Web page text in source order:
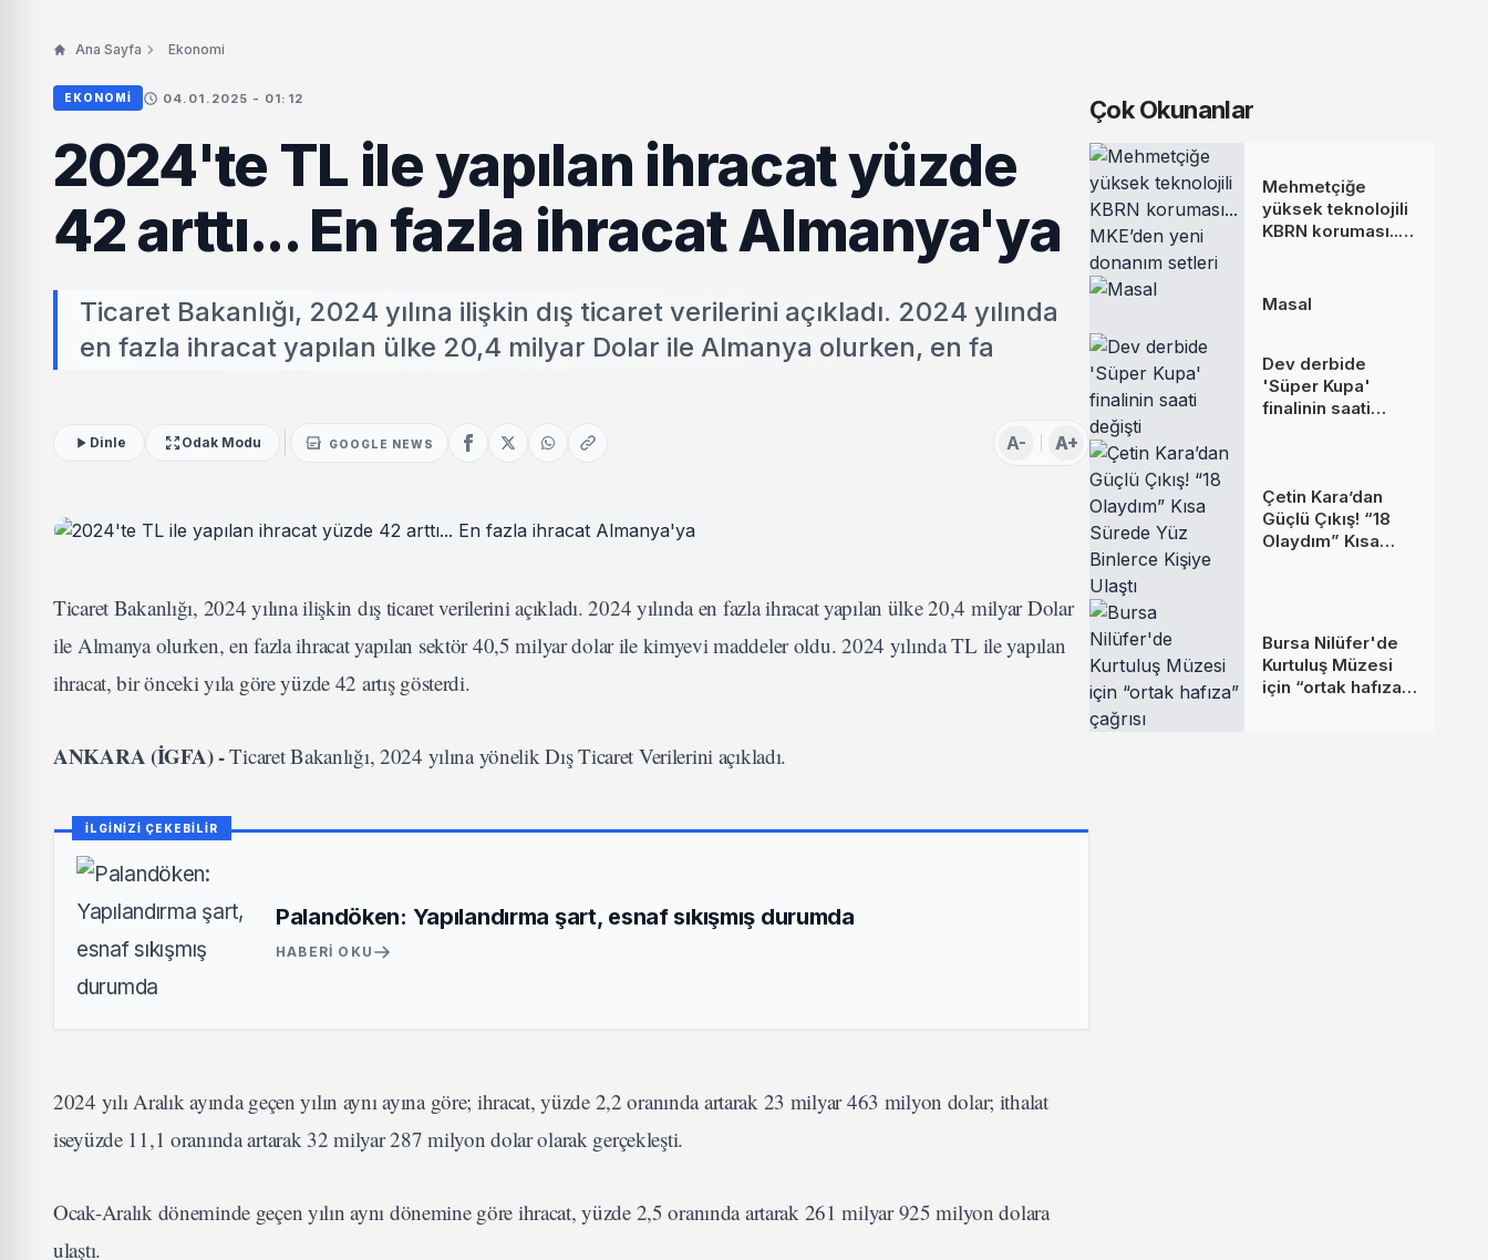
Ana Sayfa Ekonomi
EKONOMI 04.01.2025 - 01:12
2024'te TL ile yapılan ihracat yüzde
42 arttı... En fazla ihracat Almanya'ya
Ticaret Bakanlığı, 2024 yılına ilişkin dış ticaret verilerini açıkladı. 2024 yılında
en fazla ihracat yapılan ülke 20,4 milyar Dolar ile Almanya olurken, en fa
Dinle Odak Modu GOOGLE NEWS A- A+
Ticaret Bakanlığı, 2024 yılına ilişkin dış ticaret verilerini açıkladı. 2024 yılında en fazla ihracat yapılan ülke 20,4 milyar Dolar
ile Almanya olurken, en fazla ihracat yapılan sektör 40,5 milyar dolar ile kimyevi maddeler oldu. 2024 yılında TL ile yapılan
ihracat, bir önceki yıla göre yüzde 42 artış gösterdi.
ANKARA (İGFA) -Ticaret Bakanlığı, 2024 yılına yönelik Dış Ticaret Verilerini açıkladı.
İLGİNİZİ ÇEKEBİLİR
Palandöken: Yapılandırma şart, esnaf sıkışmış durumda
HABERI OKU
2024 yılı Aralık ayında geçen yılın aynı ayına göre; ihracat, yüzde 2,2 oranında artarak 23 milyar 463 milyon dolar; ithalat
iseyüzde 11,1 oranında artarak 32 milyar 287 milyon dolar olarak gerçekleşti.
Ocak-Aralık döneminde geçen yılın aynı dönemine göre ihracat, yüzde 2,5 oranında artarak 261 milyar 925 milyon dolara
ulaştı.
Çok Okunanlar
Mehmetçiğe
yüksek teknolojili
KBRN koruması...
Masal
Dev derbide
'Süper Kupa'
finalinin saati
Çetin Kara’dan
Güçlü Çıkış! “18
Olaydım” Kısa
Bursa Nilüfer'de
Kurtuluş Müzesi
için “ortak hafıza”